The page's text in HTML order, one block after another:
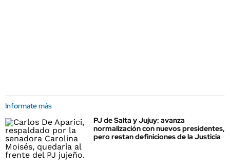
Informate más
PJ de Salta y Jujuy: avanza
normalización con nuevos presidentes,
pero restan definiciones de la Justicia